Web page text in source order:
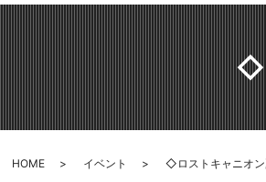
◇
HOME イベント ◇ロストキャニオ